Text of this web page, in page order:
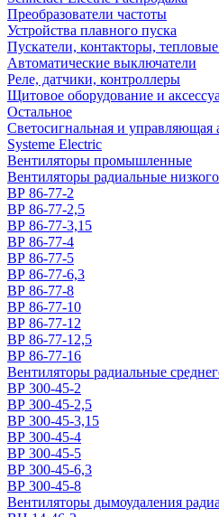
Преобразователи частоты
Устройства плавного пуска
Пускатели, контакторы,
Автоматические выключатели
Реле, датчики, контроллеры
Щитовое оборудование и
Остальное
Светосигнальная и управляющая
Systeme Electric
Вентиляторы промышленные
Вентиляторы радиальные
ВР 86-77-2
ВР 86-77-2,5
ВР 86-77-3,15
ВР 86-77-4
ВР 86-77-5
ВР 86-77-6,3
ВР 86-77-8
ВР 86-77-10
ВР 86-77-12
ВР 86-77-12,5
ВР 86-77-16
Вентиляторы радиальные
ВР 300-45-2
ВР 300-45-2,5
ВР 300-45-3,15
ВР 300-45-4
ВР 300-45-5
ВР 300-45-6,3
ВР 300-45-8
Вентиляторы дымоудаления